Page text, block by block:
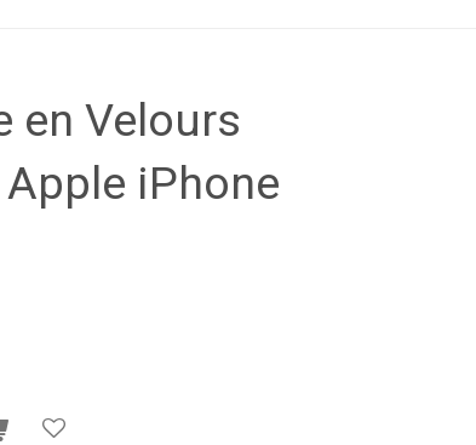
en Velours
iPhone